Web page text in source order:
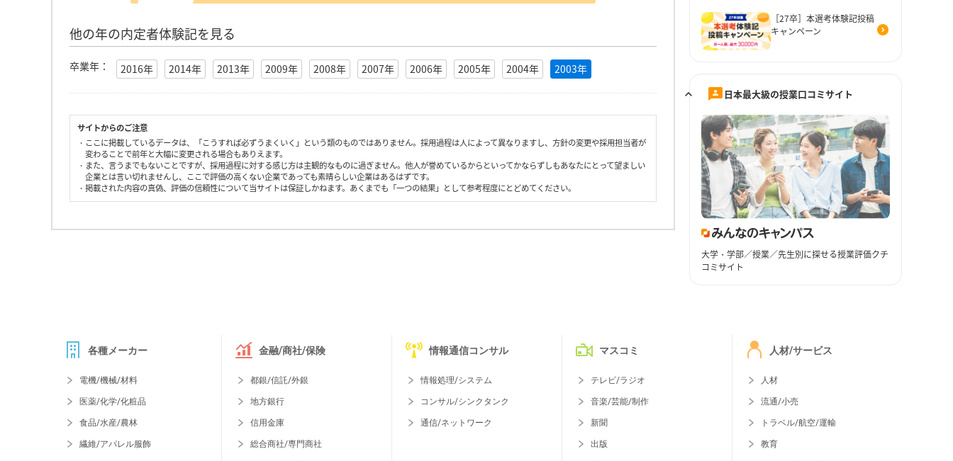
他の年の内定者体験記を見る
卒業年： 2016年 2014年 2013年 2009年 2008年 2007年 2006年 2005年 2004年 2003年
サイトからのご注意
・ここに掲載しているデータは、「こうすれば必ずうまくいく」という類のものではありません。採用過程は人によって異なりますし、方針の変更や採用担当者が
変わることで前年と大幅に変更される場合もありえます。
・また、言うまでもないことですが、採用過程に対する感じ方は主観的なものに過ぎません。他人が誉めているからといってかならずしもあなたにとって望ましい
企業とは言い切れませんし、ここで評価の高くない企業であっても素晴らしい企業はあるはずです。
・掲載された内容の真偽、評価の信頼性について当サイトは保証しかねます。あくまでも「一つの結果」として参考程度にとどめてください。
［27卒］本選考体験記投稿
キャンペーン
日本最大級の授業口コミサイト
大学・学部／授業／先生別に探せる授業評価クチ
コミサイト
各種メーカー
電機/機械/材料
医薬/化学/化粧品
食品/水産/農林
繊維/アパレル服飾
金融/商社/保険
都銀/信託/外銀
地方銀行
信用金庫
総合商社/専門商社
情報通信コンサル
情報処理/システム
コンサル/シンクタンク
通信/ネットワーク
マスコミ
テレビ/ラジオ
音楽/芸能/制作
新聞
出版
人材/サービス
人材
流通/小売
トラベル/航空/運輸
教育